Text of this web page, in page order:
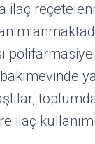
ilaç
ilaç